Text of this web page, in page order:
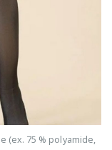
(ex. 75 % polyamide,